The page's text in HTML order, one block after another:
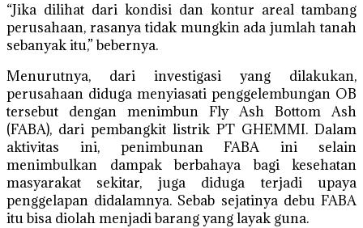
“Jika dilihat dari kondisi dan kontur areal tambang
perusahaan, rasanya tidak mungkin ada jumlah tanah
sebanyak itu,” bebernya.
Menurutnya, dari investigasi yang dilakukan,
perusahaan diduga menyiasati penggelembungan OB
tersebut dengan menimbun Fly Ash Bottom Ash
(FABA), dari pembangkit listrik PT GHEMMI. Dalam
aktivitas ini, penimbunan FABA ini selain
menimbulkan dampak berbahaya bagi kesehatan
masyarakat sekitar, juga diduga terjadi upaya
penggelapan didalamnya. Sebab sejatinya debu FABA
itu bisa diolah menjadi barang yang layak guna.